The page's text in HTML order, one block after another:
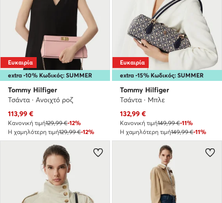
extra -10% Κωδικός: SUMMER
Ευκαιρία
Tommy Hilfiger
Τσάντα · Ανοιχτό ροζ
Τρέχουσα τιμή
113,99 €
Κανονική τιμή129,99 €-12%
Η χαμηλότερη τιμή129,99 €-12%
extra -15% Κωδικός: SUMMER
Ευκαιρία
Tommy Hilfiger
Τσάντα · Μπλε
Τρέχουσα τιμή
132,99 €
Κανονική τιμή149,99 €-11%
Η χαμηλότερη τιμή149,99 €-11%